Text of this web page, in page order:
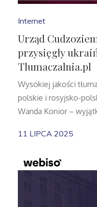
Internet
Urząd
przysięgły
Tlumaczalnia.pl
Wysokiej jakości
polskie i rosyjsko-
Wanda Konior –
11 LIPCA 2025